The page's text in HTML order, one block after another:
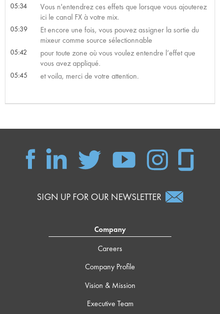
05:34
Vous n'entendrez ces effets que lorsque vous ajouterez
ici le canal FX à votre mix.
05:39
Et encore une fois, vous pouvez assigner la sortie du
mixeur comme source sélectionnable
05:42
pour toute zone où vous voulez entendre l’effet que
vous avez appliqué.
05:45 et voila, merci de votre attention.
SIGN UP FOR OUR NEWSLETTER
Company
Careers
Company Profile
Vision & Mission
Executive Team